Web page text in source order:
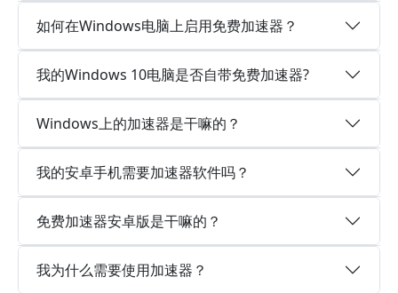
如何在Windows电脑上启用免费加速器？
我的Windows 10电脑是否自带免费加速器?
Windows上的加速器是干嘛的？
我的安卓手机需要加速器软件吗？
免费加速器安卓版是干嘛的？
我为什么需要使用加速器？